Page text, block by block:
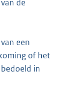
de
een
of het
in